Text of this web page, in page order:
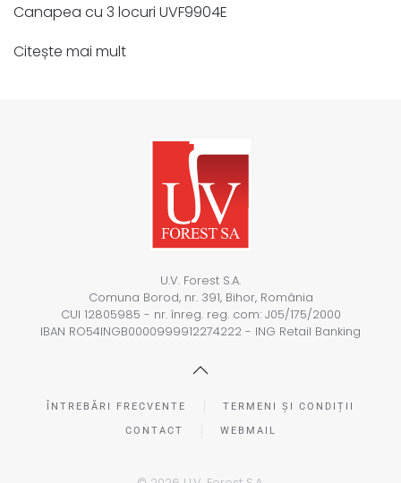
Canapea cu 3 locuri UVF9904E
Citește mai mult
U.V. Forest S.A.
Comuna Borod, nr. 391, Bihor, România
CUI 12805985 - nr. înreg. reg. com: J05/175/2000
IBAN RO54INGB0000999912274222 - ING Retail Banking
ÎNTREBĂRI FRECVENTE TERMENI ȘI CONDIȚII
CONTACT WEBMAIL